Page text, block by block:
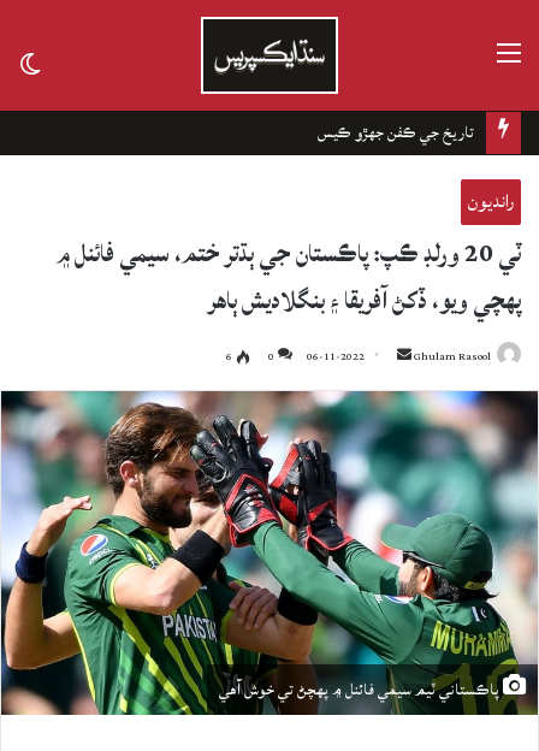
تاريخ جي ڪفن جھڙو ڪيس
رانديون
ٽي 20 ورلڊ ڪپ: پاڪستان جي ٻڌتر ختم، سيمي فائنل ۾
پهچي ويو، ڏکڻ آفريقا ۽ بنگلاديش ٻاهر
Ghulam Rasool
Send
an
email
06-11-2022
0
6
پاڪستاني ٽيم سيمي فائنل ۾ پهچڻ تي خوش آهي